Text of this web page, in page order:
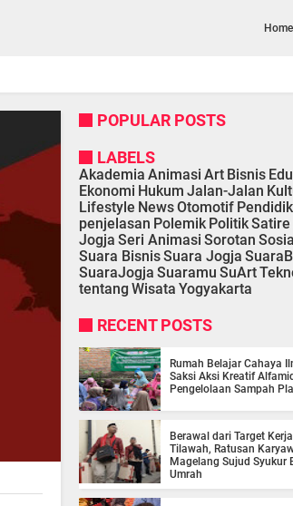
Home
POPULAR POSTS
LABELS
Akademia Animasi Art Bisnis
Ekonomi Hukum Jalan-Jalan
Lifestyle NewsOtomotif
penjelasan Polemik PolitikSatire
Jogja Seri Animasi Sorotan
Suara BisnisSuara Jogja
SuaraJogja Suaramu SuArt
tentang Wisata Yogyakarta
RECENT POSTS
Rumah Belajar Cahaya
Saksi Aksi Kreatif
Pengelolaan Sampah
Berawal dari Target
Tilawah, Ratusan
Magelang Sujud Syukur
Umrah